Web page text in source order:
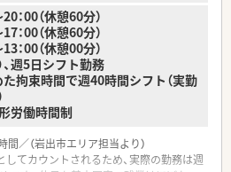
3名とパート薬剤師1名が在籍し、常時
るため無理のないゆとりある環境で勤務
フが正社員3名、パート1名体制で揃っ
前の対人業務にしっかり集中できる職場で
協力し合い、助け合う温かい雰囲気が根
高さから地域でも評判の薬局です。
：00（休憩60分）
00（休憩60分）
00（休憩00分）
週5日シフト勤務
拘束時間で週40時間シフト（実勤
労働時間制
／（岩出市エリア担当より）
てカウントされるため、実際の勤務は週